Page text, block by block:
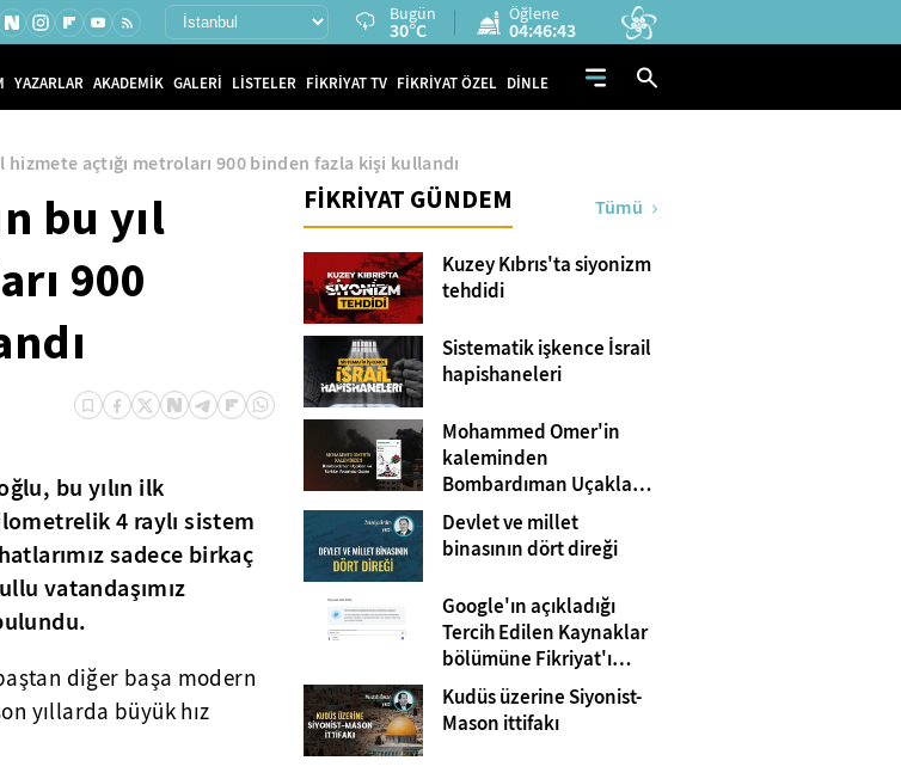
Bugün
30°C
Öğlene
04:46:42
YAZARLAR AKADEMİK GALERİ LİSTELER FİKRİYAT TV FİKRİYAT ÖZEL DİNLE
hizmete açtığı metroları 900 binden fazla kişi kullandı
bu yıl
900
bu yılın ilk
4 raylı sistem
sadece birkaç
vatandaşımız
diğer başa modern
yıllarda büyük hız
FİKRİYAT GÜNDEM Tümü
Kuzey Kıbrıs'ta siyonizm
tehdidi
Sistematik işkence İsrail
hapishaneleri
Mohammed Omer'in
kaleminden
Bombardıman Uçakları
ve Tanklar Arasında
Gazze
Devlet ve millet
binasının dört direği
Google'ın açıkladığı
Tercih Edilen Kaynaklar
bölümüne Fikriyat'ı
eklemeyi unutmayın!
Kudüs üzerine Siyonist-
Mason ittifakı